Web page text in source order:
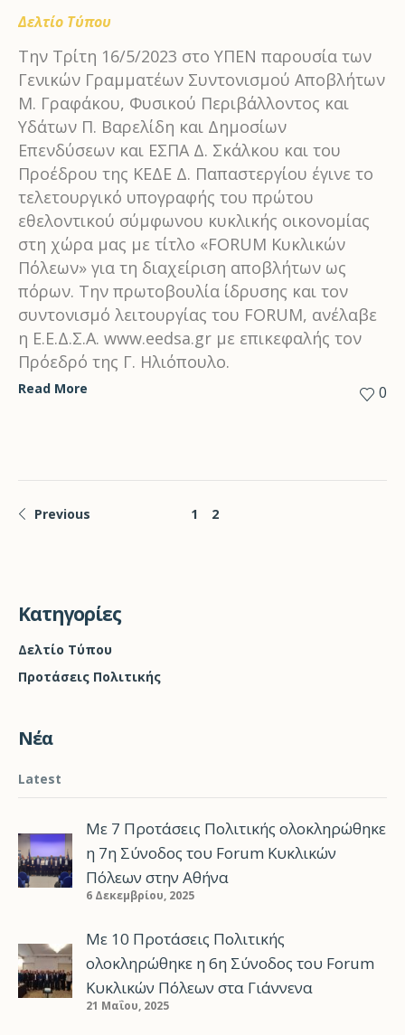
Δελτίο Τύπου
Την Τρίτη 16/5/2023 στο ΥΠΕΝ παρουσία των
Γενικών Γραμματέων Συντονισμού Αποβλήτων
Μ. Γραφάκου, Φυσικού Περιβάλλοντος και
Υδάτων Π. Βαρελίδη και Δημοσίων
Επενδύσεων και ΕΣΠΑ Δ. Σκάλκου και του
Προέδρου της ΚΕΔΕ Δ. Παπαστεργίου έγινε το
τελετουργικό υπογραφής του πρώτου
εθελοντικού σύμφωνου κυκλικής οικονομίας
στη χώρα μας με τίτλο «FORUM Kυκλικών
Πόλεων» για τη διαχείριση αποβλήτων ως
πόρων. Την πρωτοβουλία ίδρυσης και τον
συντονισμό λειτουργίας του FORUM, ανέλαβε
η Ε.Ε.Δ.Σ.Α. www.eedsa.gr με επικεφαλής τον
Πρόεδρό της Γ. Ηλιόπουλο.
0
Read More
Previous 1 2
Kατηγορίες
Δελτίο Τύπου
Προτάσεις Πολιτικής
Νέα
Latest
Με 7 Προτάσεις Πολιτικής ολοκληρώθηκε
η 7η Σύνοδος του Forum Κυκλικών
Πόλεων στην Αθήνα
6 Δεκεμβρίου, 2025
Με 10 Προτάσεις Πολιτικής
ολοκληρώθηκε η 6η Σύνοδος του Forum
Κυκλικών Πόλεων στα Γιάννενα
21 Μαΐου, 2025